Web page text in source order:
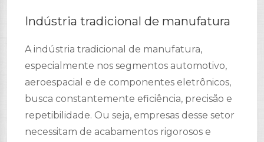
Indústria tradicional de manufatura
A indústria tradicional de manufatura,
especialmente nos segmentos automotivo,
aeroespacial e de componentes eletrônicos,
busca constantemente eficiência, precisão e
repetibilidade. Ou seja, empresas desse setor
necessitam de acabamentos rigorosos e